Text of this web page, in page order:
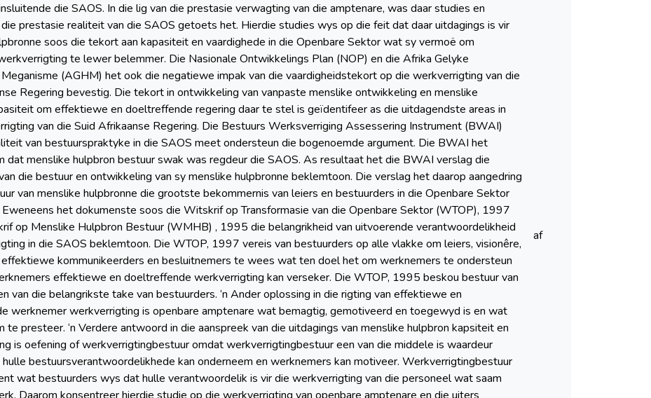
die SAOS. In die lig van die prestasie verwagting van die amptenare, was daar studies en
prestasie realiteit van die SAOS getoets het. Hierdie studies wys op die feit dat daar uitdagings is vir
soos die tekort aan kapasiteit en vaardighede in die Openbare Sektor wat sy vermoë om
te lewer belemmer. Die Nasionale Ontwikkelings Plan (NOP) en die Afrika Gelyke
(AGHM) het ook die negatiewe impak van die vaardigheidstekort op die werkverrigting van die
Regering bevestig. Die tekort in ontwikkeling van vanpaste menslike ontwikkeling en menslike
om effektiewe en doeltreffende regering daar te stel is geïdentifeer as die uitdagendste areas in
van die Suid Afrikaanse Regering. Die Bestuurs Werksverriging Assessering Instrument (BWAI)
van bestuurspraktyke in die SAOS meet ondersteun die bogenoemde argument. Die BWAI het
dat menslike hulpbron bestuur swak was regdeur die SAOS. As resultaat het die BWAI verslag die
die bestuur en ontwikkeling van sy menslike hulpbronne beklemtoon. Die verslag het daarop aangedring
van menslike hulpbronne die grootste bekommernis van leiers en bestuurders in die Openbare Sektor
het dokumenste soos die Witskrif op Transformasie van die Openbare Sektor (WTOP), 1997
op Menslike Hulpbron Bestuur (WMHB) , 1995 die belangrikheid van uitvoerende verantwoordelikheid
in die SAOS beklemtoon. Die WTOP, 1997 vereis van bestuurders op alle vlakke om leiers, visionêre,
effektiewe kommunikeerders en besluitnemers te wees wat ten doel het om werknemers te ondersteun
effektiewe en doeltreffende werkverrigting kan verseker. Die WTOP, 1995 beskou bestuur van
van die belangrikste take van bestuurders. ‘n Ander oplossing in die rigting van effektiewe en
werknemer werkverrigting is openbare amptenare wat bemagtig, gemotiveerd en toegewyd is en wat
te presteer. ‘n Verdere antwoord in die aanspreek van die uitdagings van menslike hulpbron kapsiteit en
is oefening of werkverrigtingbestuur omdat werkverrigtingbestuur een van die middele is waardeur
bestuursverantwoordelikhede kan onderneem en werknemers kan motiveer. Werkverrigtingbestuur
wat bestuurders wys dat hulle verantwoordelik is vir die werkverrigting van die personeel wat saam
af